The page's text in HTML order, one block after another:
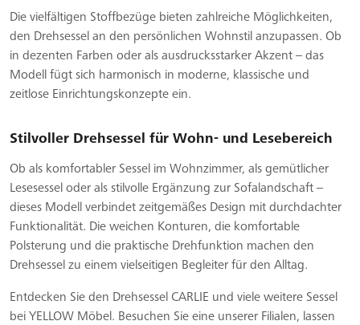
Die vielfältigen Stoffbezüge bieten zahlreiche Möglichkeiten,
den Drehsessel an den persönlichen Wohnstil anzupassen. Ob
in dezenten Farben oder als ausdrucksstarker Akzent – das
Modell fügt sich harmonisch in moderne, klassische und
zeitlose Einrichtungskonzepte ein.
Stilvoller Drehsessel für Wohn- und Lesebereich
Ob als komfortabler Sessel im Wohnzimmer, als gemütlicher
Lesesessel oder als stilvolle Ergänzung zur Sofalandschaft –
dieses Modell verbindet zeitgemäßes Design mit durchdachter
Funktionalität. Die weichen Konturen, die komfortable
Polsterung und die praktische Drehfunktion machen den
Drehsessel zu einem vielseitigen Begleiter für den Alltag.
Entdecken Sie den Drehsessel CARLIE und viele weitere Sessel
bei YELLOW Möbel. Besuchen Sie eine unserer Filialen, lassen